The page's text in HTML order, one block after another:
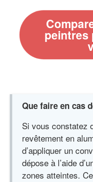
peintres
Que faire en cas
Si vous constatez
revêtement en
d’appliquer un
dépose à l’aide
zones atteintes.